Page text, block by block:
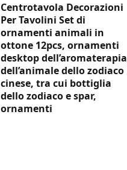
Centrotavola Decorazioni
Per Tavolini Set di
ornamenti animali in
ottone 12pcs, ornamenti
desktop dell’aromaterapia
dell’animale dello zodiaco
cinese, tra cui bottiglia
dello zodiaco e spar,
ornamenti